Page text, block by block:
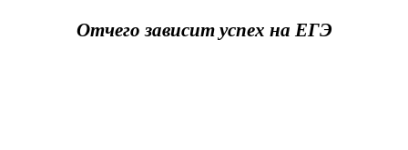
Отчего зависит успех на ЕГЭ